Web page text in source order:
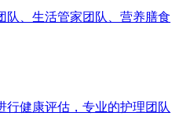
队、生活管家团队、营养膳食
行健康评估，专业的护理团队